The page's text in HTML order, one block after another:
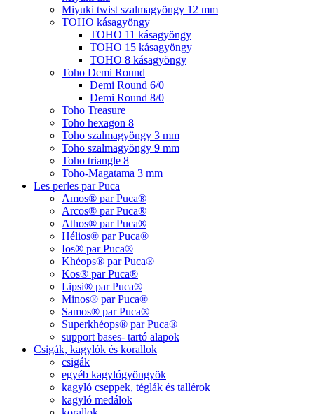
Miyuki twist szalmagyöngy 12 mm
TOHO kásagyöngy
TOHO 11 kásagyöngy
TOHO 15 kásagyöngy
TOHO 8 kásagyöngy
Toho Demi Round
Demi Round 6/0
Demi Round 8/0
Toho Treasure
Toho hexagon 8
Toho szalmagyöngy 3 mm
Toho szalmagyöngy 9 mm
Toho triangle 8
Toho-Magatama 3 mm
Les perles par Puca
Amos® par Puca®
Arcos® par Puca®
Athos® par Puca®
Hélios® par Puca®
Ios® par Puca®
Khéops® par Puca®
Kos® par Puca®
Lipsi® par Puca®
Minos® par Puca®
Samos® par Puca®
Superkhéops® par Puca®
support bases- tartó alapok
Csigák, kagylók és korallok
csigák
egyéb kagylógyöngyök
kagyló cseppek, téglák és tallérok
kagyló medálok